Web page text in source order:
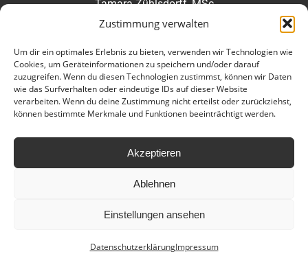
Zustimmung verwalten
Um dir ein optimales Erlebnis zu bieten, verwenden wir Technologien wie
Cookies, um Geräteinformationen zu speichern und/oder darauf
zuzugreifen. Wenn du diesen Technologien zustimmst, können wir Daten
wie das Surfverhalten oder eindeutige IDs auf dieser Website
verarbeiten. Wenn du deine Zustimmung nicht erteilst oder zurückziehst,
können bestimmte Merkmale und Funktionen beeinträchtigt werden.
Akzeptieren
Ablehnen
Einstellungen ansehen
DatenschutzerklärungImpressum
Tamara Zühlsdorff, MSc
Alle Infos auf einen Blick:
HLWM Salzburg| 2024
Datenschutzerklärung
Impressum